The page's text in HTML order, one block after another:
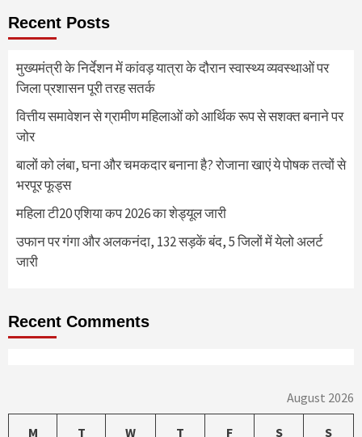
Recent Posts
मुख्यमंत्री के निर्देशन में कांवड़ यात्रा के दौरान स्वास्थ्य व्यवस्थाओं पर
जिला प्रशासन पूरी तरह सतर्क
वित्तीय समावेशन से ग्रामीण महिलाओं को आर्थिक रूप से सशक्त बनाने पर
जोर
बालों को लंबा, घना और चमकदार बनाना है? रोजाना खाएं ये पोषक तत्वों से
भरपूर फूड्स
महिला टी20 एशिया कप 2026 का शेड्यूल जारी
उफान पर गंगा और अलकनंदा, 132 सड़कें बंद, 5 जिलों में येलो अलर्ट
जारी
Recent Comments
August 2026
M T W T F S S